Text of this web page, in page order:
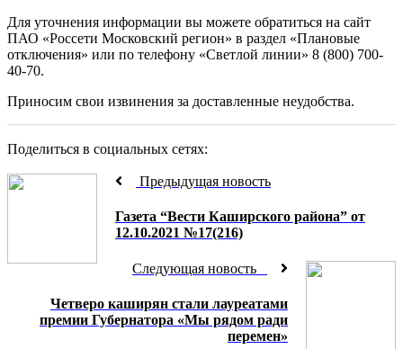
Для уточнения информации вы можете обратиться на сайт
ПАО «Россети Московский регион» в раздел «Плановые
отключения» или по телефону «Светлой линии» 8 (800) 700-
40-70.
Приносим свои извинения за доставленные неудобства.
Поделиться в социальных сетях:
Предыдущая новость
Газета “Вести Каширского района” от
12.10.2021 №17(216)
Следующая новость
Четверо каширян стали лауреатами
премии Губернатора «Мы рядом ради
перемен»